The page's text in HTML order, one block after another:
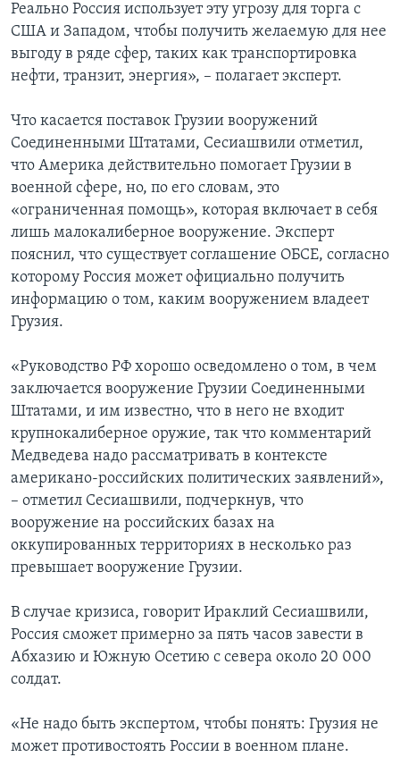
Реально Россия использует эту угрозу для торга с
США и Западом, чтобы получить желаемую для нее
выгоду в ряде сфер, таких как транспортировка
нефти, транзит, энергия», – полагает эксперт.
Что касается поставок Грузии вооружений
Соединенными Штатами, Сесиашвили отметил,
что Америка действительно помогает Грузии в
военной сфере, но, по его словам, это
«ограниченная помощь», которая включает в себя
лишь малокалиберное вооружение. Эксперт
пояснил, что существует соглашение ОБСЕ, согласно
которому Россия может официально получить
информацию о том, каким вооружением владеет
Грузия.
«Руководство РФ хорошо осведомлено о том, в чем
заключается вооружение Грузии Соединенными
Штатами, и им известно, что в него не входит
крупнокалиберное оружие, так что комментарий
Медведева надо рассматривать в контексте
американо-российских политических заявлений»,
– отметил Сесиашвили, подчеркнув, что
вооружение на российских базах на
оккупированных территориях в несколько раз
превышает вооружение Грузии.
В случае кризиса, говорит Ираклий Сесиашвили,
Россия сможет примерно за пять часов завести в
Абхазию и Южную Осетию с севера около 20 000
солдат.
«Не надо быть экспертом, чтобы понять: Грузия не
может противостоять России в военном плане.